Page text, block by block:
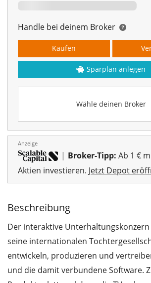
Handle bei deinem Broker
Wähle deinen Broker
Kaufen
Sparplan anlegen
Anzeige
| Broker-Tipp: Ab 1 €
Aktien investieren. Jetzt Depot
Beschreibung
Der interaktive
seine internationalen
entwickeln, produzieren und
und die damit verbundene Software.